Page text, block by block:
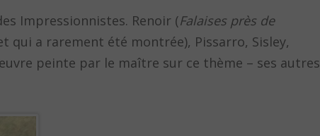
Impressionnistes. Renoir (Falaises près de
qui a rarement été montrée), Pissarro, Sisley,
peinte par le maître sur ce thème – ses autres